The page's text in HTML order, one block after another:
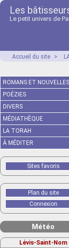
Les
Le petit univers de
Accueil du site >
ROMANS ET NOUVELLES
POÉZIES
DIVERS
MÉDIATHÈQUE
LA TORAH
À MÉDITER
Sites favoris
Plan du site
Connexion
Météo
Lévis-Saint-Nom